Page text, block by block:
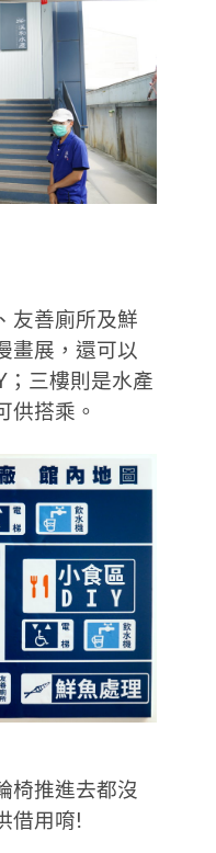
友善廁所及鮮
畫展，還可以
三樓則是水產
供搭乘。
椅推進去都沒
借用唷!